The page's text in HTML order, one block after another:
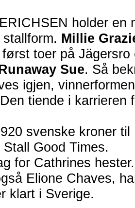
holder en
Millie
toer på Jägersro
Sue. Så
igjen,
tiende i karrieren
svenske kroner til
Good Times.
for Cathrines
Elione Chaves,
klart i Sverige.